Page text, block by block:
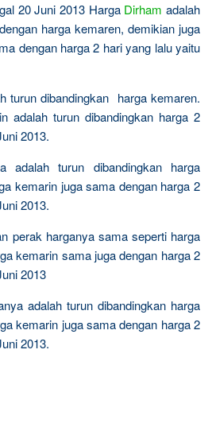
20 Juni 2013 Harga Dirham adalah
harga kemaren, demikian juga
dengan harga 2 hari yang lalu yaitu
turun dibandingkan harga kemaren.
adalah turun dibandingkan harga 2
2013.
adalah turun dibandingkan harga
kemarin juga sama dengan harga 2
2013.
perak harganya sama seperti harga
kemarin sama juga dengan harga 2
2013
adalah turun dibandingkan harga
kemarin juga sama dengan harga 2
2013.